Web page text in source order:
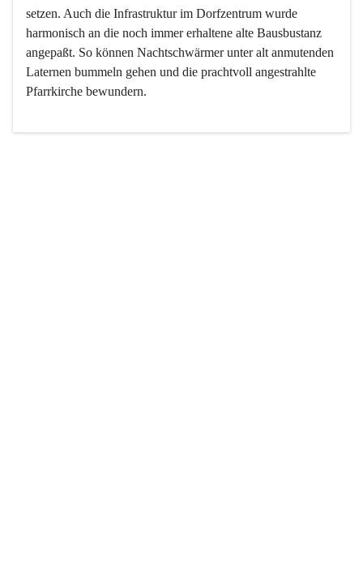
setzen. Auch die Infrastruktur im Dorfzentrum wurde
harmonisch an die noch immer erhaltene alte Bausbustanz
angepaßt. So können Nachtschwärmer unter alt anmutenden
Laternen bummeln gehen und die prachtvoll angestrahlte
Pfarrkirche bewundern.
Der Weinbau dominert heute nicht mehr, ist aber integrativer